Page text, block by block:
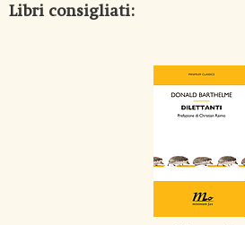
Libri consigliati: